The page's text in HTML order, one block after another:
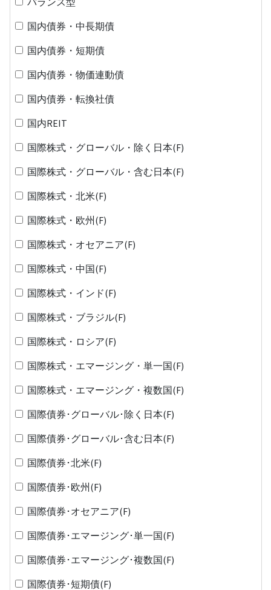
国内債券・中長期債
国内債券・短期債
国内債券・物価連動債
国内債券・転換社債
国内REIT
国際株式・グローバル・除く日本(F)
国際株式・グローバル・含む日本(F)
国際株式・北米(F)
国際株式・欧州(F)
国際株式・オセアニア(F)
国際株式・中国(F)
国際株式・インド(F)
国際株式・ブラジル(F)
国際株式・ロシア(F)
国際株式・エマージング・単一国(F)
国際株式・エマージング・複数国(F)
国際債券･グローバル･除く日本(F)
国際債券･グローバル･含む日本(F)
国際債券･北米(F)
国際債券･欧州(F)
国際債券･オセアニア(F)
国際債券･エマージング･単一国(F)
国際債券･エマージング･複数国(F)
国際債券･短期債(F)